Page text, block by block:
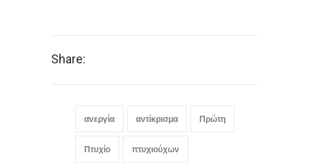
Share:
ανεργία αντίκρισμα Πρώτη
Πτυχίο πτυχιούχων